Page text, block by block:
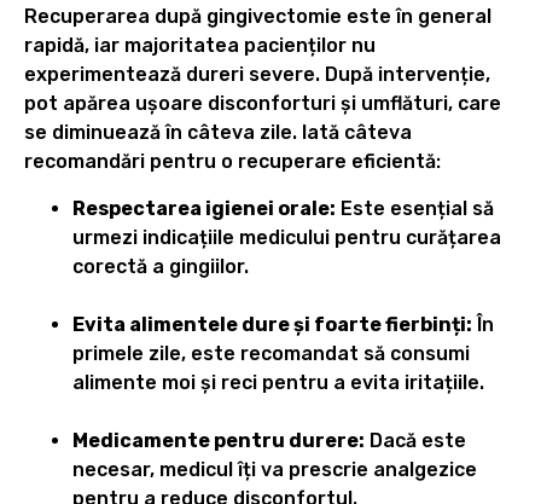
Recuperarea după gingivectomie este în general
rapidă, iar majoritatea pacienților nu
experimentează dureri severe. După intervenție,
pot apărea ușoare disconforturi și umflături, care
se diminuează în câteva zile. Iată câteva
recomandări pentru o recuperare eficientă:
Respectarea igienei orale: Este esențial să
urmezi indicațiile medicului pentru curățarea
corectă a gingiilor.
Evita alimentele dure și foarte fierbinți: În
primele zile, este recomandat să consumi
alimente moi și reci pentru a evita iritațiile.
Medicamente pentru durere: Dacă este
necesar, medicul îți va prescrie analgezice
pentru a reduce disconfortul.